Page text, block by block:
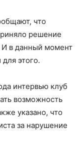
что
решение
И в данный момент
этого.
интервью клуб
возможность
указано, что
за нарушение